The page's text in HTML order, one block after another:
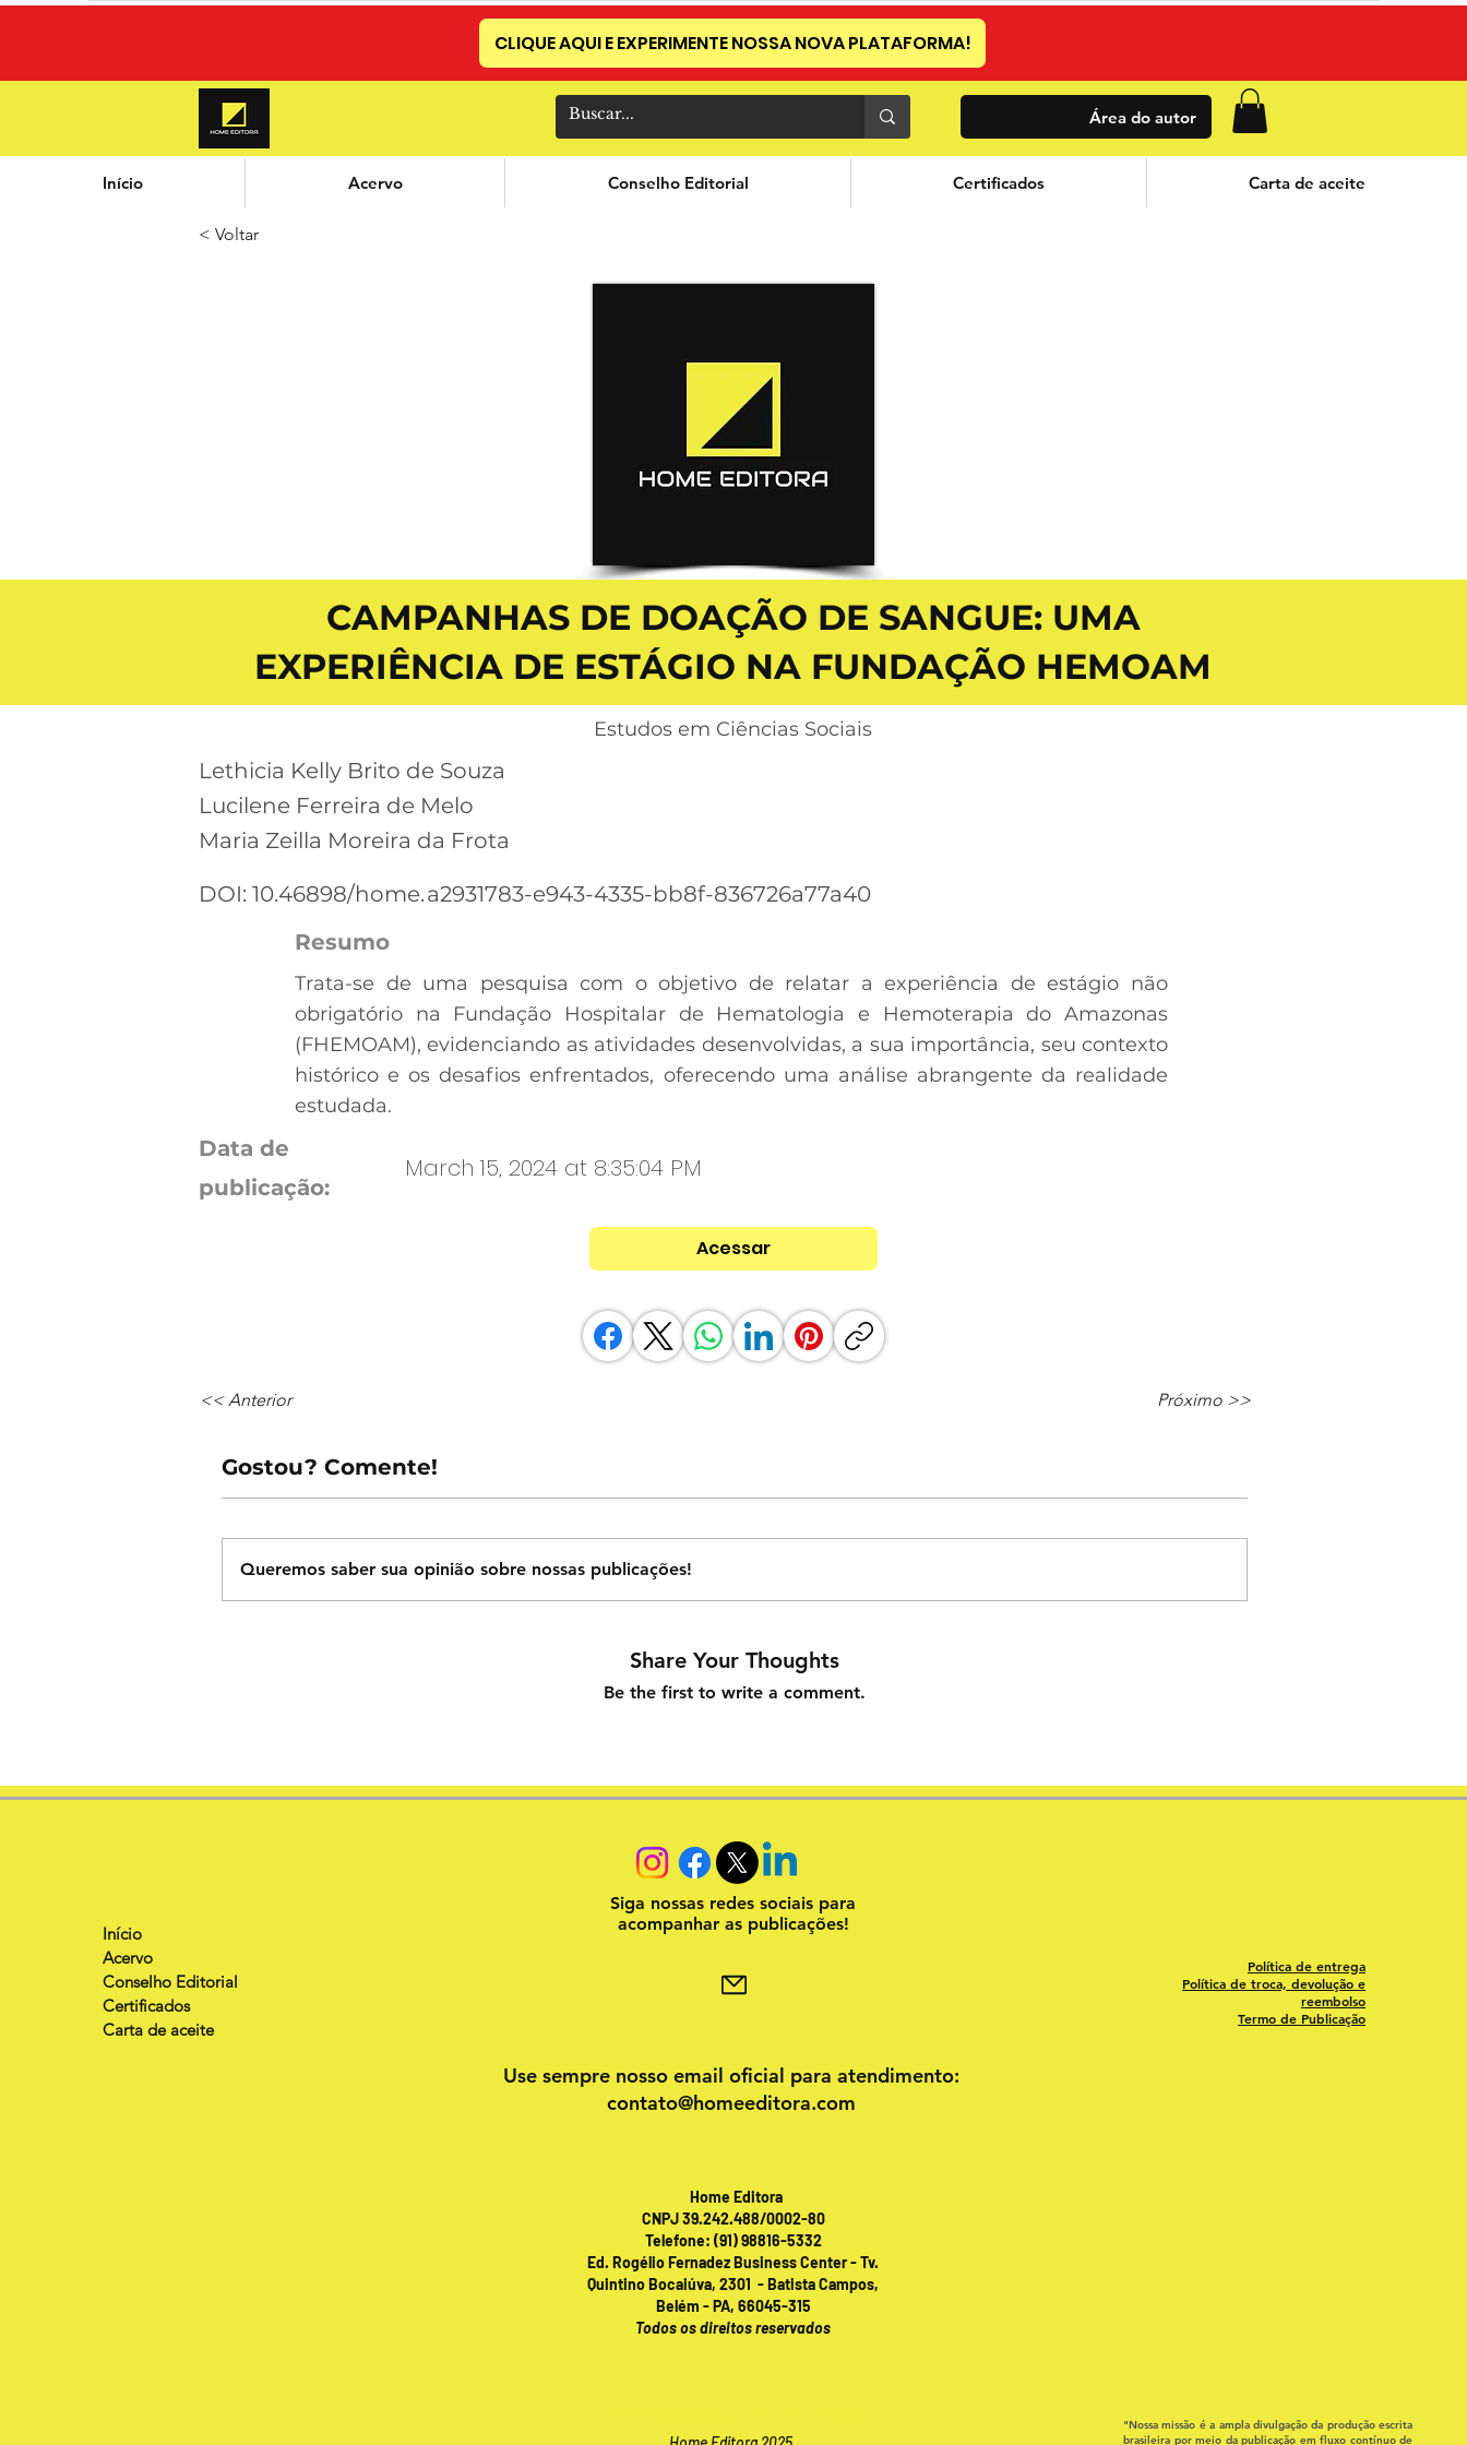
Área do autor
CLIQUE AQUI E EXPERIMENTE NOSSA NOVA PLATAFORMA!
Início Acervo Conselho Editorial Certificados Carta de aceite
< Voltar
CAMPANHAS DE DOAÇÃO DE SANGUE: UMA
EXPERIÊNCIA DE ESTÁGIO NA FUNDAÇÃO HEMOAM
Estudos em Ciências Sociais
Lethicia Kelly Brito de Souza
Lucilene Ferreira de Melo
Maria Zeilla Moreira da Frota
DOI: 10.46898/home.a2931783-e943-4335-bb8f-836726a77a40
Resumo
Trata-se de uma pesquisa com o objetivo de relatar a experiência de estágio não
obrigatório na Fundação Hospitalar de Hematologia e Hemoterapia do Amazonas
(FHEMOAM), evidenciando as atividades desenvolvidas, a sua importância, seu contexto
histórico e os desafios enfrentados, oferecendo uma análise abrangente da realidade
estudada.
Data de
publicação:
March 15, 2024 at 8:35:04 PM
Acessar
<< Anterior Próximo >>
Gostou? Comente!
Queremos saber sua opinião sobre nossas publicações!
Share Your Thoughts
Be the first to write a comment.
Início
Acervo
Conselho Editorial
Certificados
Carta de aceite
Siga nossas redes sociais para
acompanhar as publicações!
Política de entrega
Política de troca, devolução e
reembolso
Termo de Publicação
Use sempre nosso email oficial para atendimento:
contato@homeeditora.com
Home Editora
CNPJ 39.242.488/0002-80
Telefone: (91) 98816-5332
Ed. Rogélio Fernadez Business Center - Tv.
Quintino Bocaiúva, 2301 - Batista Campos,
Belém - PA, 66045-315
Todos os direitos reservados
"Nossa missão é a ampla divulgação da produção escrita
brasileira por meio da publicação em fluxo contínuo de